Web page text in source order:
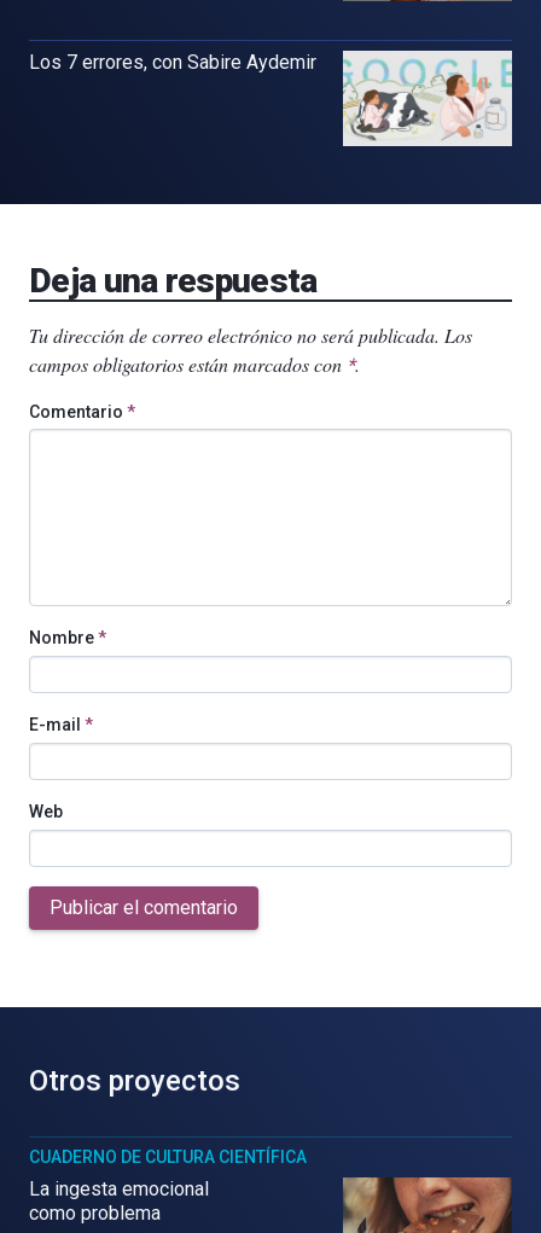
Los 7 errores, con Sabire Aydemir
Deja una respuesta
Tu dirección de correo electrónico no será publicada. Los
campos obligatorios están marcados con *.
Comentario *
Nombre*
E-mail *
Web
Publicar el comentario
Otros proyectos
CUADERNO DE CULTURA CIENTÍFICA
La ingesta emocional
como problema